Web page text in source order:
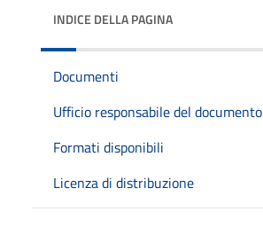
INDICE DELLA PAGINA
Documenti
Ufficio responsabile del documento
Formati disponibili
Licenza di distribuzione